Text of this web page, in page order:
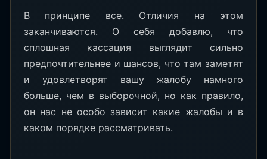
В принципе все. Отличия на этом
заканчиваются. О себя добавлю, что
сплошная кассация выглядит сильно
предпочтительнее и шансов, что там заметят
и удовлетворят вашу жалобу намного
больше, чем в выборочной, но как правило,
он нас не особо зависит какие жалобы и в
каком порядке рассматривать.